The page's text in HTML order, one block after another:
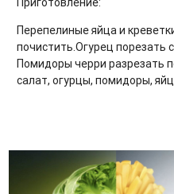
Перепелиные яйца и
почистить.Огурец порезать
Помидоры черри разрезать
салат, огурцы, помидоры,